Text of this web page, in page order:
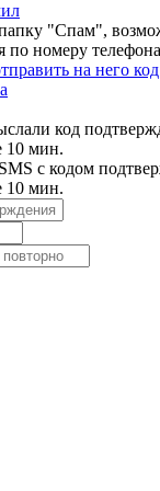
"Спам",
по номеру
на него
код
10 мин.
с кодом
10 мин.